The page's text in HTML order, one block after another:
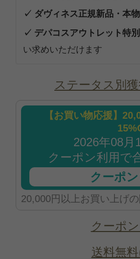
✓ ダヴィネス正規新品・本
✓ デパコスアウトレット特
い求めいただけます
ステータス別
【お買い物応援】
2026年08月
クーポン利用で
クーポ
20,000円以上お買い上げ
クーポ
送料無